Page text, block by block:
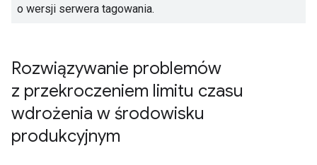
o wersji serwera tagowania.
Rozwiązywanie problemów
z przekroczeniem limitu czasu
wdrożenia w środowisku
produkcyjnym